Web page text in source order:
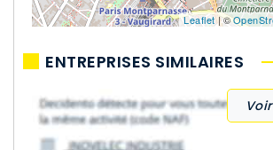
Leaflet| ©
ENTREPRISES SIMILAIRES